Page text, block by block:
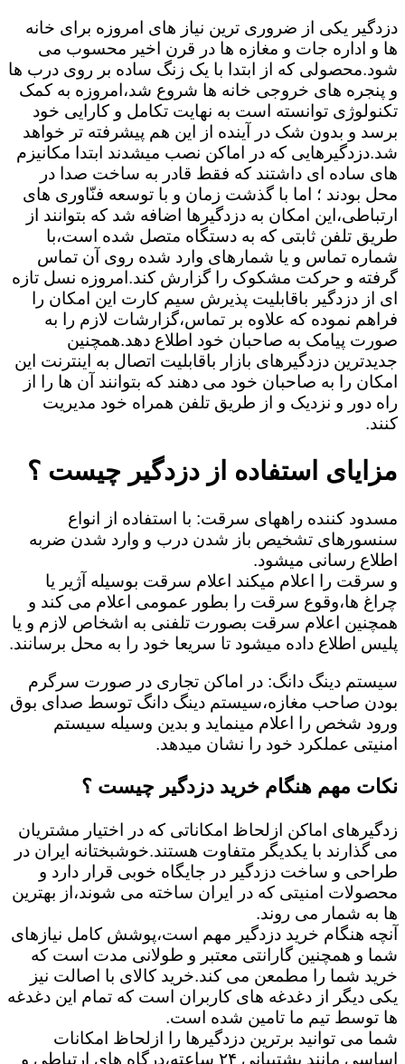
دزدگیر یکی از ضروری ترین نیاز های امروزه برای خانه
ها و اداره جات و مغازه ها در قرن اخیر محسوب می
شود.محصولی که از ابتدا با یک زنگ ساده بر روی درب ها
و پنجره های خروجی خانه ها شروع شد،امروزه به کمک
تکنولوژی توانسته است به نهایت تکامل و کارایی خود
برسد و بدون شک در آینده از این هم پیشرفته تر خواهد
شد.دزدگیرهایی که در اماکن نصب میشدند ابتدا مکانیزم
های ساده ای داشتند که فقط قادر به ساخت صدا در
محل بودند ؛ اما با گذشت زمان و با توسعه فنّاوری های
ارتباطی،این امکان به دزدگیرها اضافه شد که بتوانند از
طریق تلفن ثابتی که به دستگاه متصل شده است،با
شماره تماس و یا شمارهای وارد شده روی آن تماس
گرفته و حرکت مشکوک را گزارش کند.امروزه نسل تازه
ای از دزدگیر باقابلیت پذیرش سیم کارت این امکان را
فراهم نموده که علاوه بر تماس،گزارشات لازم را به
صورت پیامک به صاحبان خود اطلاع دهد.همچنین
جدیدترین دزدگیرهای بازار باقابلیت اتصال به اینترنت این
امکان را به صاحبان خود می دهند که بتوانند آن ها را از
راه دور و نزدیک و از طریق تلفن همراه خود مدیریت
کنند.
مزایای استفاده از دزدگیر چیست ؟
مسدود کننده راههای سرقت: با استفاده از انواع
سنسورهای تشخیص باز شدن درب و وارد شدن ضربه
اطلاع رسانی میشود.
و سرقت را اعلام میکند اعلام سرقت بوسیله آژیر یا
چراغ ها،وقوع سرقت را بطور عمومی اعلام می کند و
همچنین اعلام سرقت بصورت تلفنی به اشخاص لازم و یا
پلیس اطلاع داده میشود تا سریعا خود را به محل برسانند.
سیستم دینگ دانگ: در اماکن تجاری در صورت سرگرم
بودن صاحب مغازه،سیستم دینگ دانگ توسط صدای بوق
ورود شخص را اعلام مینماید و بدین وسیله سیستم
امنیتی عملکرد خود را نشان میدهد.
نکات مهم هنگام خرید دزدگیر چیست ؟
زدگیرهای اماکن ازلحاظ امکاناتی که در اختیار مشتریان
می گذارند با یکدیگر متفاوت هستند.خوشبختانه ایران در
طراحی و ساخت دزدگیر در جایگاه خوبی قرار دارد و
محصولات امنیتی که در ایران ساخته می شوند،از بهترین
ها به شمار می روند.
آنچه هنگام خرید دزدگیر مهم است،پوشش کامل نیازهای
شما و همچنین گارانتی معتبر و طولانی مدت است که
خرید شما را مطمعن می کند.خرید کالای با اصالت نیز
یکی دیگر از دغدغه های کاربران است که تمام این دغدغه
ها توسط تیم ما تامین شده است.
شما می توانید برترین دزدگیرها را ازلحاظ امکانات
اساسی مانند پشتیبانی ۲۴ ساعته،درگاه های ارتباطی و